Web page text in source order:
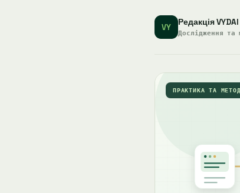
VY
Редакція VYDAI
Дослідження та
ПРАКТИКА ТА